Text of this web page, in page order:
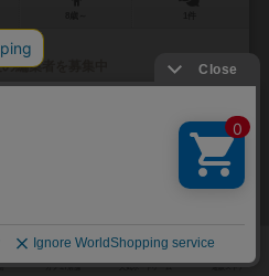
編集者を募集中
イツァイト（Schmidt Spiel + Freizeit）